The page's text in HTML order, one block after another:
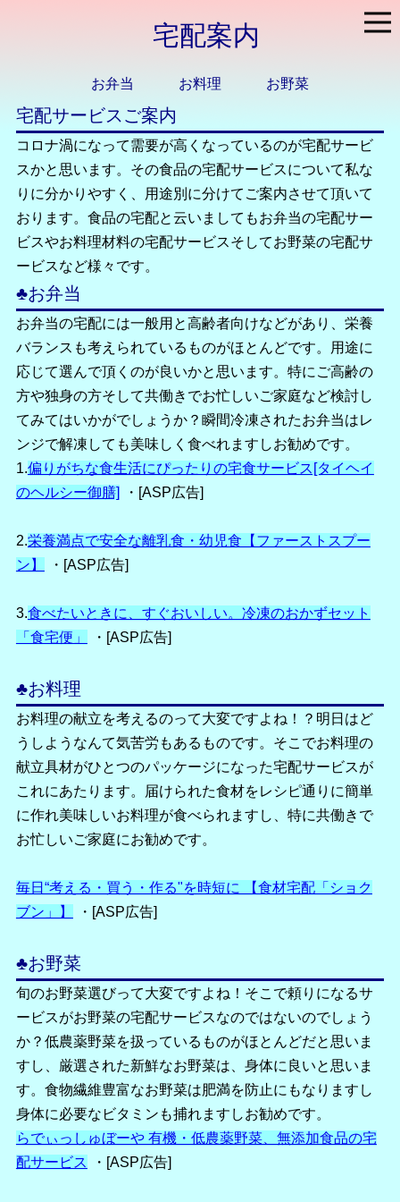
宅配案内
お弁当 お料理 お野菜
宅配サービスご案内
コロナ渦になって需要が高くなっているのが宅配サービ
スかと思います。その食品の宅配サービスについて私な
りに分かりやすく、用途別に分けてご案内させて頂いて
おります。食品の宅配と云いましてもお弁当の宅配サー
ビスやお料理材料の宅配サービスそしてお野菜の宅配サ
ービスなど様々です。
♣お弁当
お弁当の宅配には一般用と高齢者向けなどがあり、栄養
バランスも考えられているものがほとんどです。用途に
応じて選んで頂くのが良いかと思います。特にご高齢の
方や独身の方そして共働きでお忙しいご家庭など検討し
てみてはいかがでしょうか？瞬間冷凍されたお弁当はレ
ンジで解凍しても美味しく食べれますしお勧めです。
1.偏りがちな食生活にぴったりの宅食サービス[タイヘイ
のヘルシー御膳]
・[ASP広告]
2.栄養満点で安全な離乳食・幼児食【ファーストスプー
ン】
・[ASP広告]
3.食べたいときに、すぐおいしい。冷凍のおかずセット
「食宅便」
・[ASP広告]
♣お料理
お料理の献立を考えるのって大変ですよね！？明日はど
うしようなんて気苦労もあるものです。そこでお料理の
献立具材がひとつのパッケージになった宅配サービスが
これにあたります。届けられた食材をレシピ通りに簡単
に作れ美味しいお料理が食べられますし、特に共働きで
お忙しいご家庭にお勧めです。
毎日“考える・買う・作る"を時短に 【食材宅配「ショク
ブン」】
・[ASP広告]
♣お野菜
旬のお野菜選びって大変ですよね！そこで頼りになるサ
ービスがお野菜の宅配サービスなのではないのでしょう
か？低農薬野菜を扱っているものがほとんどだと思いま
すし、厳選された新鮮なお野菜は、身体に良いと思いま
す。食物繊維豊富なお野菜は肥満を防止にもなりますし
身体に必要なビタミンも捕れますしお勧めです。
らでぃっしゅぼーや 有機・低農薬野菜、無添加食品の宅
配サービス
・[ASP広告]